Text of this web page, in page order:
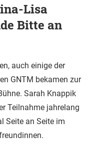
Lisa
Bitte an
auch einige der
GNTM bekamen zur
Sarah Knappik
Teilnahme jahrelang
Seite an Seite im